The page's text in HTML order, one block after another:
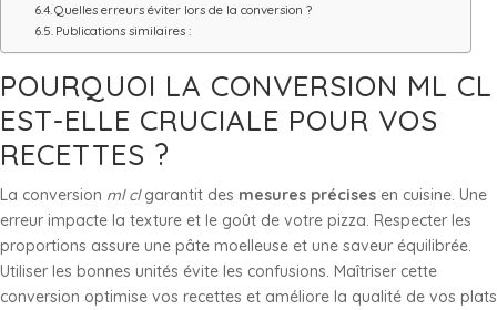
Quelles erreurs éviter lors de la conversion ?
Publications similaires :
POURQUOI LA CONVERSION ML CL
EST-ELLE CRUCIALE POUR VOS
RECETTES ?
La conversion ml clgarantit des mesures précises en cuisine. Une
erreur impacte la texture et le goût de votre pizza. Respecter les
proportions assure une pâte moelleuse et une saveur équilibrée.
Utiliser les bonnes unités évite les confusions. Maîtriser cette
conversion optimise vos recettes et améliore la qualité de vos plats